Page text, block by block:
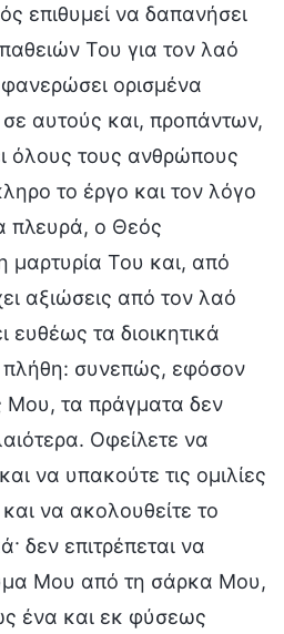
επιθυμεί να δαπανήσει
Του για τον λαό
ορισμένα
αυτούς και, προπάντων,
όλους τους ανθρώπους
το έργο και τον λόγο
πλευρά, ο Θεός
μαρτυρία Του και, από
αξιώσεις από τον λαό
ευθέως τα διοικητικά
πλήθη: συνεπώς, εφόσον
Μου, τα πράγματα δεν
Οφείλετε να
να υπακούτε τις ομιλίες
να ακολουθείτε το
δεν επιτρέπεται να
Μου από τη σάρκα Μου,
ένα και εκ φύσεως